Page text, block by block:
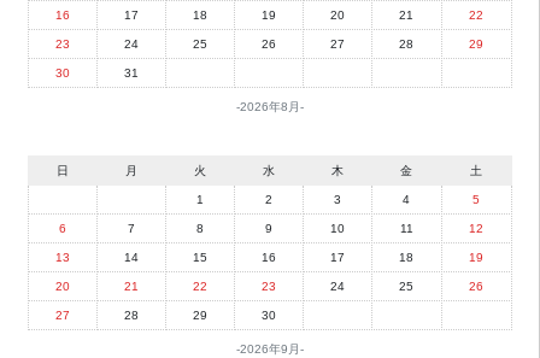
2026年8月
16 17 18 19 20 21 22
23 24 25 26 27 28 29
30 31
2026年9月
日 月 火 水 木 金 土
1 2 3 4 5
6 7 8 9 10 11 12
13 14 15 16 17 18 19
20 21 22 23 24 25 26
27 28 29 30